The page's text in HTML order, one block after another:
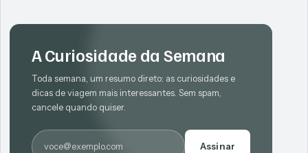
A Curiosidade da Semana
Toda semana, um resumo direto: as curiosidades e
dicas de viagem mais interessantes. Sem spam,
cancele quando quiser.
E-mail
Assinar